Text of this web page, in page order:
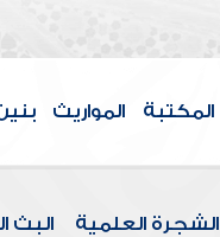
المكتبة المواريث
الشجرة العلمية البث